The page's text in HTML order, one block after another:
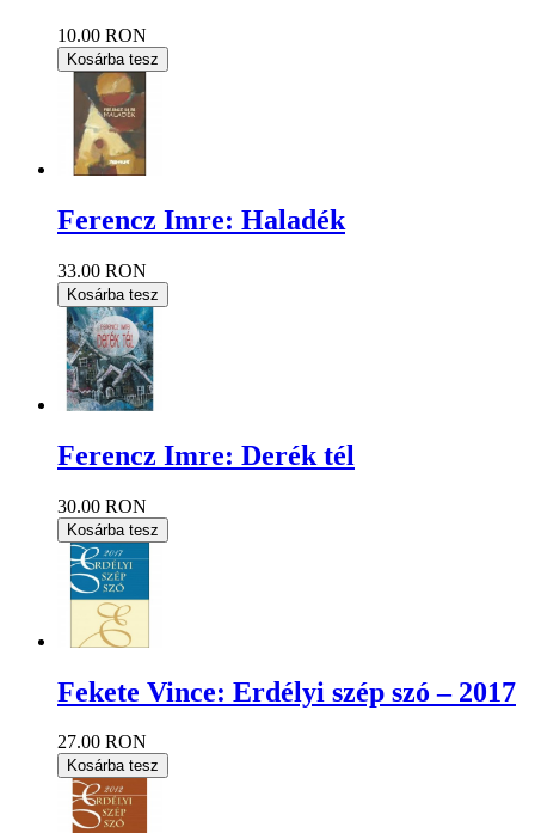
10.00 RON
Kosárba tesz
Ferencz Imre: Haladék
33.00 RON
Kosárba tesz
Ferencz Imre: Derék tél
30.00 RON
Kosárba tesz
Fekete Vince: Erdélyi szép szó – 2017
27.00 RON
Kosárba tesz